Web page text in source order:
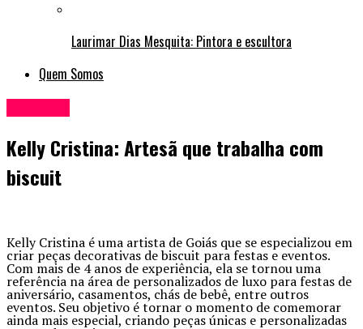
Laurimar Dias Mesquita: Pintora e escultora
Quem Somos
Kelly Cristina: Artesã que trabalha com
biscuit
Kelly Cristina é uma artista de Goiás que se especializou em
criar peças decorativas de biscuit para festas e eventos.
Com mais de 4 anos de experiência, ela se tornou uma
referência na área de personalizados de luxo para festas de
aniversário, casamentos, chás de bebê, entre outros
eventos. Seu objetivo é tornar o momento de comemorar
ainda mais especial, criando peças únicas e personalizadas